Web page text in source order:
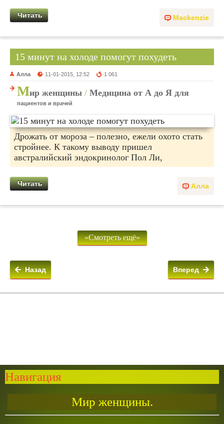
Mackenzie
Читать
15 минут на холоде помогут похудеть
Алла 11-01-2015, 12:52 1 061
Мир женщины / Медицина от А до Я для
пациентов и врачей
Дрожать от мороза – полезно, ежели охото стать
стройнее. К такому выводу пришел
австралийский эндокринолог Пол Ли,
Алла
Читать
«Смотреть ещё»
Вперед
Назад
Навигация
Мир женщины.